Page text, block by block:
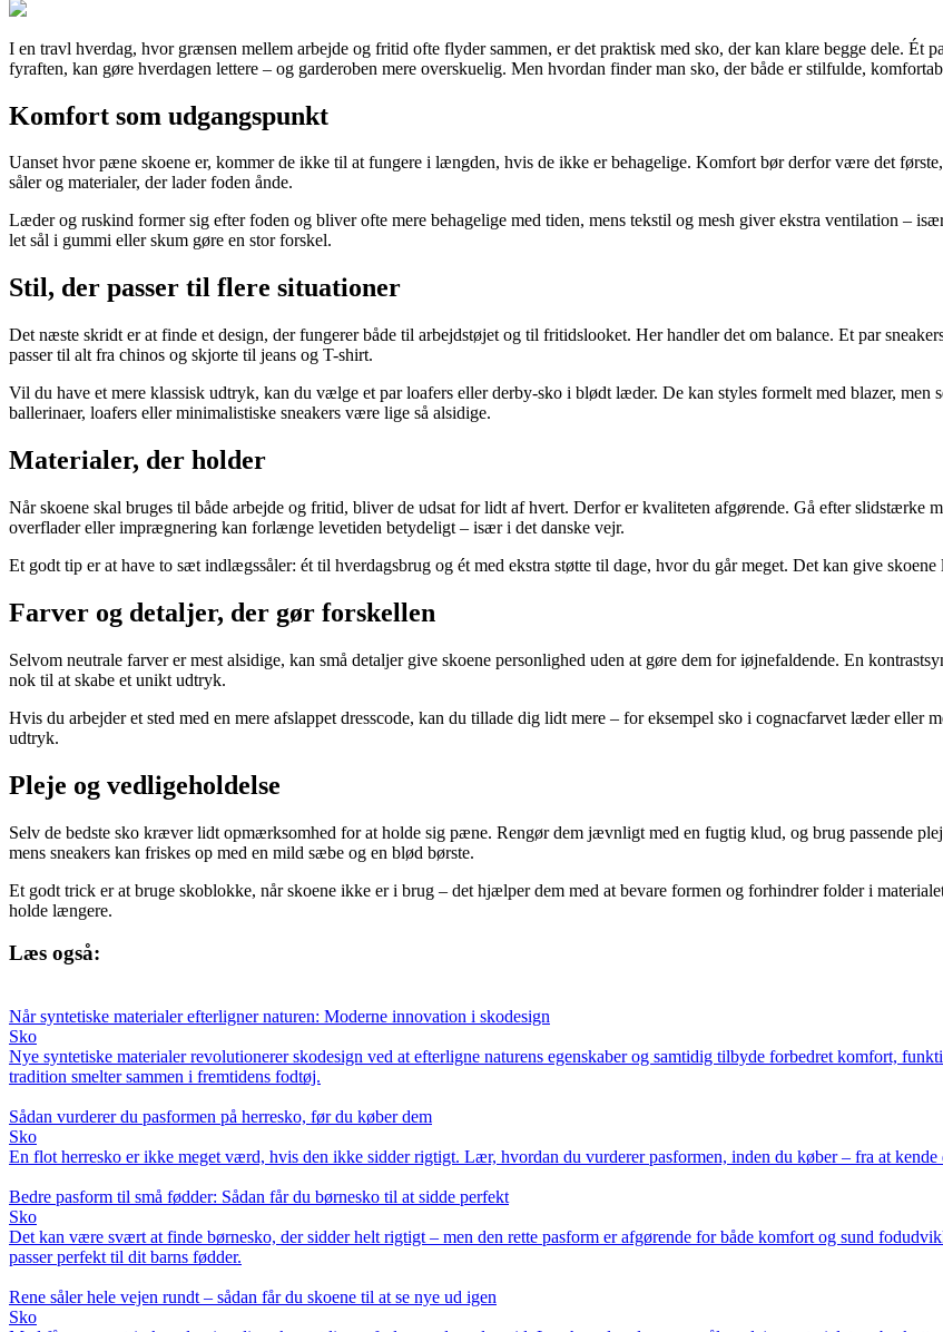
I en travl hverdag, hvor grænsen mellem arbejde og fritid ofte flyder sammen, er det praktisk med sko, der kan klare begge dele. Ét
fyraften, kan gøre hverdagen lettere – og garderoben mere overskuelig. Men hvordan finder man sko, der både er stilfulde,
Komfort som udgangspunkt
Uanset hvor pæne skoene er, kommer de ikke til at fungere i længden, hvis de ikke er behagelige. Komfort bør derfor være det
såler og materialer, der lader foden ånde.
Læder og ruskind former sig efter foden og bliver ofte mere behagelige med tiden, mens tekstil og mesh giver ekstra ventilation –
let sål i gummi eller skum gøre en stor forskel.
Stil, der passer til flere situationer
Det næste skridt er at finde et design, der fungerer både til arbejdstøjet og til fritidslooket. Her handler det om balance. Et par
passer til alt fra chinos og skjorte til jeans og T-shirt.
Vil du have et mere klassisk udtryk, kan du vælge et par loafers eller derby-sko i blødt læder. De kan styles formelt med blazer, men
ballerinaer, loafers eller minimalistiske sneakers være lige så alsidige.
Materialer, der holder
Når skoene skal bruges til både arbejde og fritid, bliver de udsat for lidt af hvert. Derfor er kvaliteten afgørende. Gå efter slidstærke
overflader eller imprægnering kan forlænge levetiden betydeligt – især i det danske vejr.
Et godt tip er at have to sæt indlægssåler: ét til hverdagsbrug og ét med ekstra støtte til dage, hvor du går meget. Det kan give
Farver og detaljer, der gør forskellen
Selvom neutrale farver er mest alsidige, kan små detaljer give skoene personlighed uden at gøre dem for iøjnefaldende. En
nok til at skabe et unikt udtryk.
Hvis du arbejder et sted med en mere afslappet dresscode, kan du tillade dig lidt mere – for eksempel sko i cognacfarvet læder eller
udtryk.
Pleje og vedligeholdelse
Selv de bedste sko kræver lidt opmærksomhed for at holde sig pæne. Rengør dem jævnligt med en fugtig klud, og brug passende
mens sneakers kan friskes op med en mild sæbe og en blød børste.
Et godt trick er at bruge skoblokke, når skoene ikke er i brug – det hjælper dem med at bevare formen og forhindrer folder i
holde længere.
Læs også:
Når syntetiske materialer efterligner naturen: Moderne innovation i skodesign
Sko
Nye syntetiske materialer revolutionerer skodesign ved at efterligne naturens egenskaber og samtidig tilbyde forbedret komfort,
tradition smelter sammen i fremtidens fodtøj.
Sådan vurderer du pasformen på herresko, før du køber dem
Sko
En flot herresko er ikke meget værd, hvis den ikke sidder rigtigt. Lær, hvordan du vurderer pasformen, inden du køber – fra at
Bedre pasform til små fødder: Sådan får du børnesko til at sidde perfekt
Sko
Det kan være svært at finde børnesko, der sidder helt rigtigt – men den rette pasform er afgørende for både komfort og sund
passer perfekt til dit barns fødder.
Rene såler hele vejen rundt – sådan får du skoene til at se nye ud igen
Sko